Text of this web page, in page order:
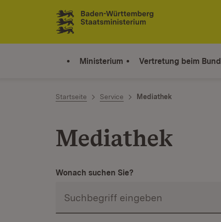
Zum Inhalt springen
Link zur Startseite
Ministerium Vertretung beim Bund
Startseite Service Mediathek
Mediathek
Wonach suchen Sie?